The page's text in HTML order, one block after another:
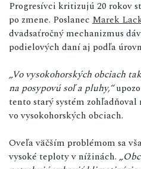
Progresívci kritizujú 20 rokov
po zmene. Poslanec Marek
dvadsaťročný mechanizmus
podielových daní aj podľa
„Vo vysokohorských obciach
na posypovú soľ a pluhy,“
tento starý systém zohľadňoval
vo vysokohorských obciach.
Oveľa väčším problémom sa
vysoké teploty v nížinách.